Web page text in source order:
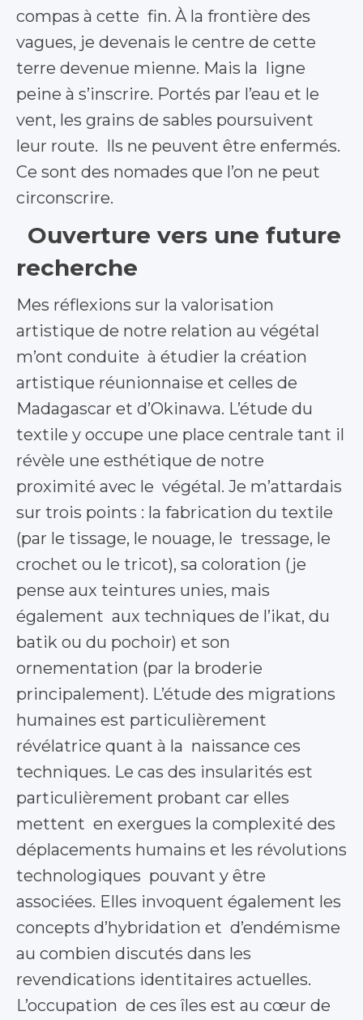
compas à cette fin. À la frontière des
vagues, je devenais le centre de cette
terre devenue mienne. Mais la ligne
peine à s’inscrire. Portés par l’eau et le
vent, les grains de sables poursuivent
leur route. Ils ne peuvent être enfermés.
Ce sont des nomades que l’on ne peut
circonscrire.
Ouverture vers une future
recherche
Mes réflexions sur la valorisation
artistique de notre relation au végétal
m’ont conduite à étudier la création
artistique réunionnaise et celles de
Madagascar et d’Okinawa. L’étude du
textile y occupe une place centrale tant il
révèle une esthétique de notre
proximité avec le végétal. Je m’attardais
sur trois points : la fabrication du textile
(par le tissage, le nouage, le tressage, le
crochet ou le tricot), sa coloration (je
pense aux teintures unies, mais
également aux techniques de l’ikat, du
batik ou du pochoir) et son
ornementation (par la broderie
principalement). L’étude des migrations
humaines est particulièrement
révélatrice quant à la naissance ces
techniques. Le cas des insularités est
particulièrement probant car elles
mettent en exergues la complexité des
déplacements humains et les révolutions
technologiques pouvant y être
associées. Elles invoquent également les
concepts d’hybridation et d’endémisme
au combien discutés dans les
revendications identitaires actuelles.
L’occupation de ces îles est au cœur de